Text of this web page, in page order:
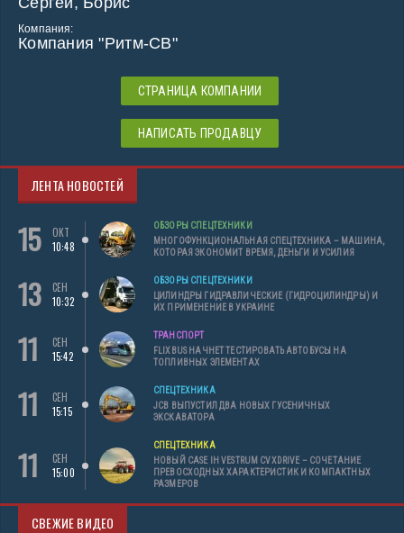
Компания:
Компания "Ритм-СВ"
СТРАНИЦА КОМПАНИИ
НАПИСАТЬ ПРОДАВЦУ
ЛЕНТА НОВОСТЕЙ
15
ОКТ
10:48
ОБЗОРЫ СПЕЦТЕХНИКИ
МНОГОФУНКЦИОНАЛЬНАЯ СПЕЦТЕХНИКА – МАШИНА,
КОТОРАЯ ЭКОНОМИТ ВРЕМЯ, ДЕНЬГИ И УСИЛИЯ
13
СЕН
10:32
ОБЗОРЫ СПЕЦТЕХНИКИ
ЦИЛИНДРЫ ГИДРАВЛИЧЕСКИЕ (ГИДРОЦИЛИНДРЫ) И
ИХ ПРИМЕНЕНИЕ В УКРАИНЕ
11
СЕН
15:42
ТРАНСПОРТ
FLIXBUS НАЧНЕТ ТЕСТИРОВАТЬ АВТОБУСЫ НА
ТОПЛИВНЫХ ЭЛЕМЕНТАХ
11
СЕН
15:15
СПЕЦТЕХНИКА
JCB ВЫПУСТИЛ ДВА НОВЫХ ГУСЕНИЧНЫХ
ЭКСКАВАТОРА
11
СЕН
15:00
СПЕЦТЕХНИКА
НОВЫЙ CASE IH VESTRUM CVXDRIVE – СОЧЕТАНИЕ
ПРЕВОСХОДНЫХ ХАРАКТЕРИСТИК И КОМПАКТНЫХ
РАЗМЕРОВ
СВЕЖИЕ ВИДЕО